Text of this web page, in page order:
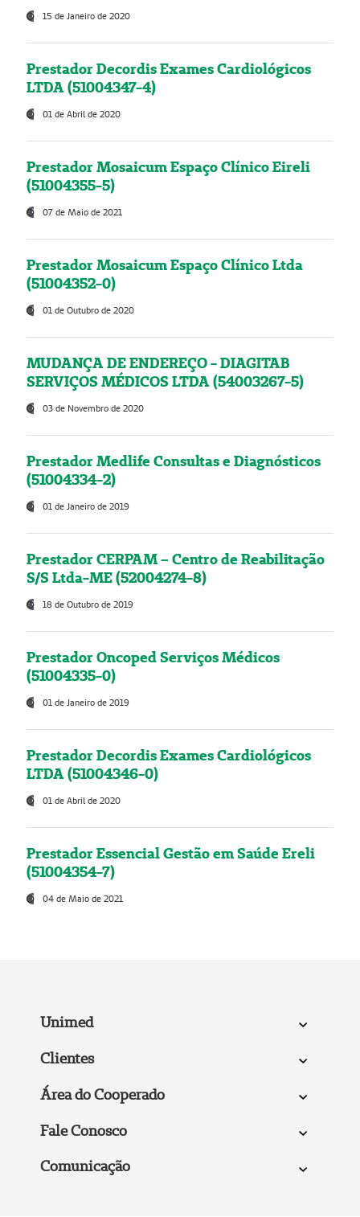
15 de Janeiro de 2020
Prestador Decordis Exames Cardiológicos
LTDA (51004347-4)
01 de Abril de 2020
Prestador Mosaicum Espaço Clínico Eireli
(51004355-5)
07 de Maio de 2021
Prestador Mosaicum Espaço Clínico Ltda
(51004352-0)
01 de Outubro de 2020
MUDANÇA DE ENDEREÇO - DIAGITAB
SERVIÇOS MÉDICOS LTDA (54003267-5)
03 de Novembro de 2020
Prestador Medlife Consultas e Diagnósticos
(51004334-2)
01 de Janeiro de 2019
Prestador CERPAM – Centro de Reabilitação
S/S Ltda-ME (52004274-8)
18 de Outubro de 2019
Prestador Oncoped Serviços Médicos
(51004335-0)
01 de Janeiro de 2019
Prestador Decordis Exames Cardiológicos
LTDA (51004346-0)
01 de Abril de 2020
Prestador Essencial Gestão em Saúde Ereli
(51004354-7)
04 de Maio de 2021
Unimed
Clientes
Área do Cooperado
Fale Conosco
Comunicação